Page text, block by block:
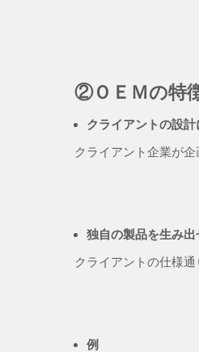
②ＯＥＭの特
クライアントの設
クライアント企業が
独自の製品を生み出
クライアントの仕様
例